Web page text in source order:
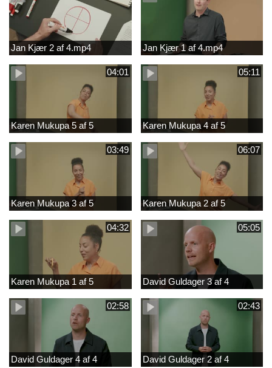
Jan Kjær 2 af 4.mp4 Jan Kjær 1 af 4.mp4
04:01
Karen Mukupa 5 af 5
05:11
Karen Mukupa 4 af 5
03:49
Karen Mukupa 3 af 5
06:07
Karen Mukupa 2 af 5
04:32
Karen Mukupa 1 af 5
05:05
David Guldager 3 af 4
02:58
David Guldager 4 af 4
02:43
David Guldager 2 af 4